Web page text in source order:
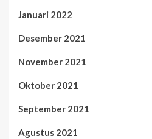
Januari 2022
Desember 2021
November 2021
Oktober 2021
September 2021
Agustus 2021